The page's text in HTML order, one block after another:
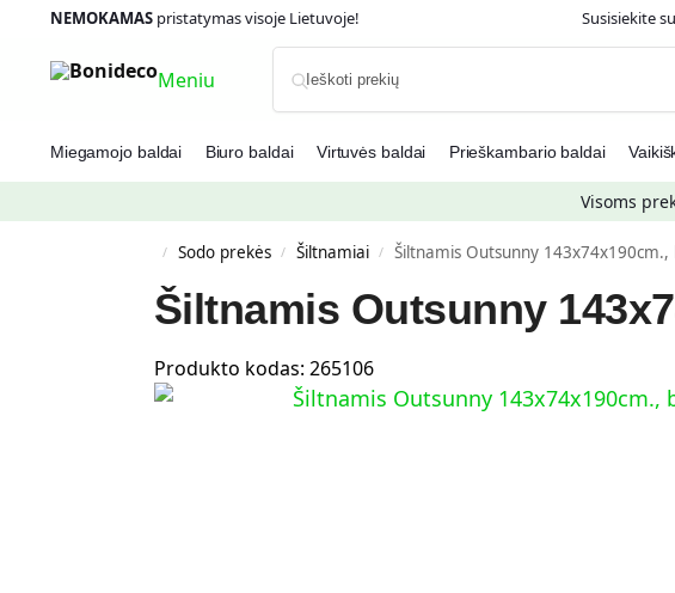
NEMOKAMASpristatymas visoje Lietuvoje! Susisiekite
Meniu
Miegamojo baldai Biuro baldai Virtuvės baldai Prieškambario baldai
Visoms
/ Sodo prekės / Šiltnamiai / Šiltnamis Outsunny 143x74x190cm.,
Šiltnamis Outsunny
Produkto kodas: 265106